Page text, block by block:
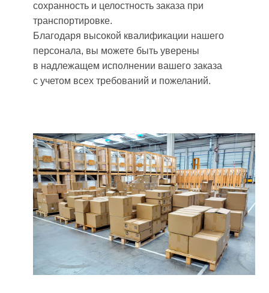
сохранность и целостность заказа при
транспортировке.
Благодаря высокой квалификации нашего
персонала, вы можете быть уверены
в надлежащем исполнении вашего заказа
с учетом всех требований и пожеланий.